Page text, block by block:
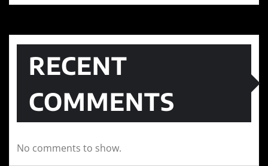
RECENT
COMMENTS
No comments to show.